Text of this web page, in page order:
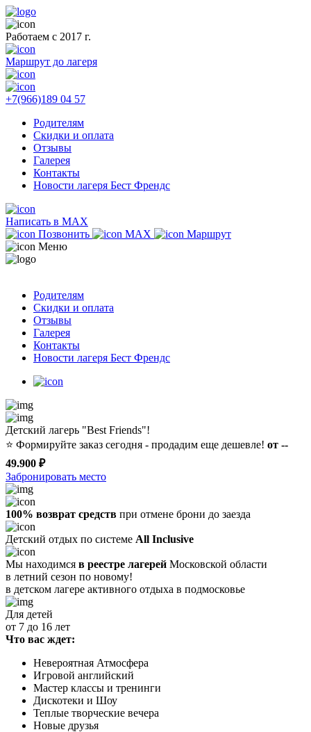
Работаем с 2017 г.
Маршрут до лагеря
+7(966)189 04 57
Родителям
Скидки и оплата
Отзывы
Галерея
Контакты
Новости лагеря Бест Френдс
Написать в MAX
Позвонить
MAX
Маршрут
Меню
Родителям
Скидки и оплата
Отзывы
Галерея
Контакты
Новости лагеря Бест Френдс
Детский лагерь "Best Friends"!
⭐️ Формируйте заказ сегодня - продадим еще дешевле! от --
49.900 ₽
Забронировать место
100% возврат средств при отмене брони до заезда
Детский отдых по системе All Inclusive
Мы находимся в реестре лагерей Московской области
в летний сезон по новому!
в детском лагере активного отдыха в подмосковье
Для детей
от 7 до 16 лет
Что вас ждет:
Невероятная Атмосфера
Игровой английский
Мастер классы и тренинги
Дискотеки и Шоу
Теплые творческие вечера
Новые друзья